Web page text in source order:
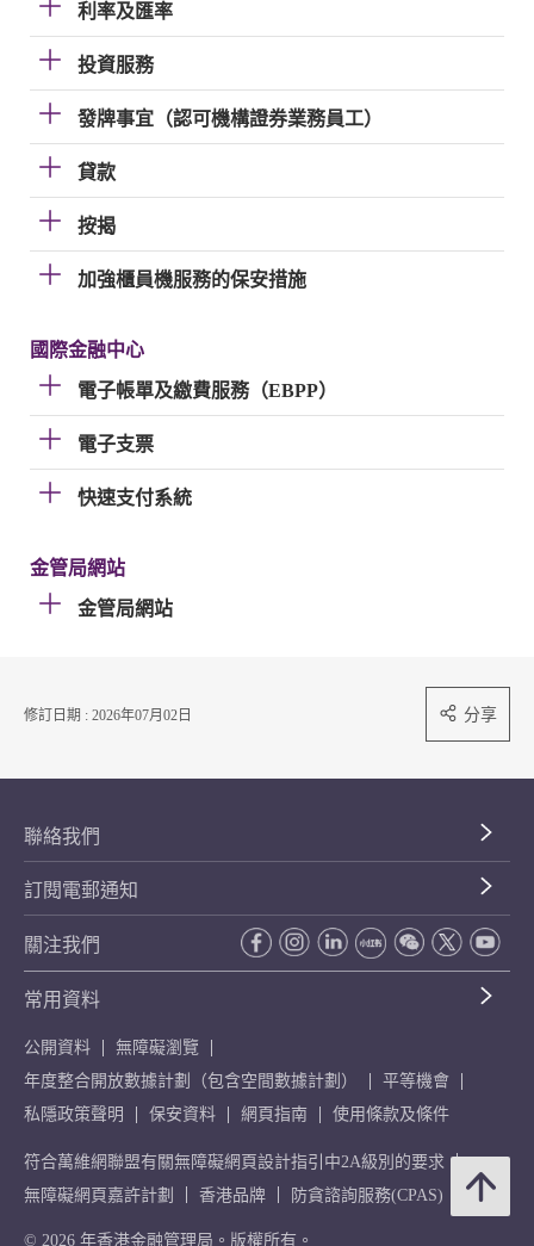
利率及匯率
投資服務
發牌事宜（認可機構證券業務員工）
貸款
按揭
加強櫃員機服務的保安措施
國際金融中心
電子帳單及繳費服務（EBPP）
電子支票
快速支付系統
金管局網站
金管局網站
修訂日期 : 2026年07月02日 分享
聯絡我們
訂閱電郵通知
關注我們
常用資料
公開資料
無障礙瀏覽
年度整合開放數據計劃（包含空間數據計劃）
平等機會
私隱政策聲明
保安資料 網頁指南 使用條款及條件
符合萬維網聯盟有關無障礙網頁設計指引中2A級別的要求
無障礙網頁嘉許計劃
香港品牌 防貪諮詢服務(CPAS)
© 2026 年香港金融管理局。版權所有。